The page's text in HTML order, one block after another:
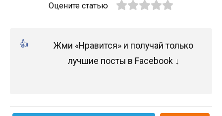
Оцените статью
Жми «Нравится» и получай только
лучшие посты в Facebook ↓